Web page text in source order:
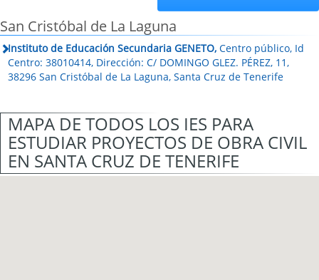
San Cristóbal de La Laguna
Instituto de Educación Secundaria GENETO, Centro público, Id
Centro: 38010414, Dirección: C/ DOMINGO GLEZ. PÉREZ, 11,
38296 San Cristóbal de La Laguna, Santa Cruz de Tenerife
MAPA DE TODOS LOS IES PARA
ESTUDIAR PROYECTOS DE OBRA CIVIL
EN SANTA CRUZ DE TENERIFE